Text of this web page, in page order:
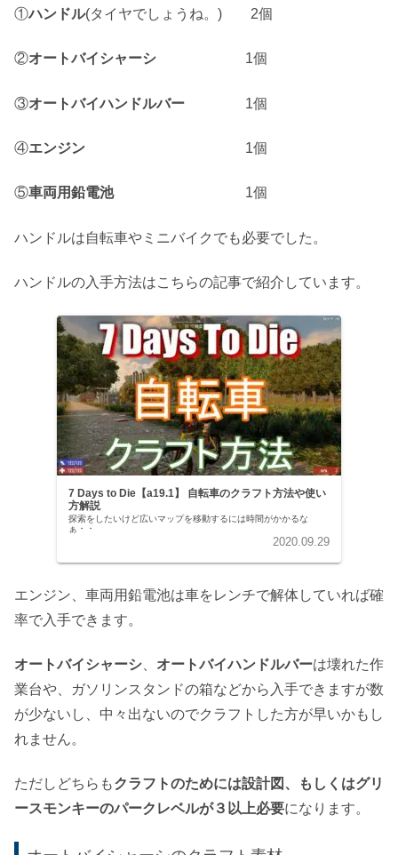
①ハンドル(タイヤでしょうね。) 2個
②オートバイシャーシ 1個
③オートバイハンドルバー 1個
④エンジン 1個
⑤車両用鉛電池1個
ハンドルは自転車やミニバイクでも必要でした。
ハンドルの入手方法はこちらの記事で紹介しています。
7 Days to Die【a19.1】 自転車のクラフト方法や使い
方解説
探索をしたいけど広いマップを移動するには時間がかかるな
ぁ・・
2020.09.29
エンジン、車両用鉛電池は車をレンチで解体していれば確
率で入手できます。
オートバイシャーシ オートバイハンドルバーは壊れた作
業台や、ガソリンスタンドの箱などから入手できますが数
が少ないし、中々出ないのでクラフトした方が早いかもし
れません。
ただしどちらもクラフトのためには設計図、もしくはグリ
ースモンキーのパークレベルが３以上必要になります。